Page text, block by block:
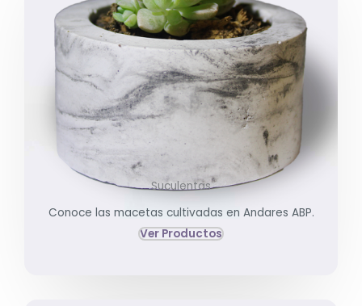
Suculentas
Conoce las macetas cultivadas en Andares ABP.
Ver Productos